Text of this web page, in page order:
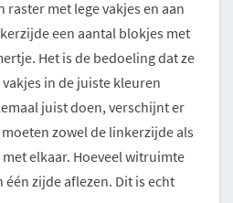
raster met lege vakjes en aan
een aantal blokjes met
Het is de bedoeling dat ze
in de juiste kleuren
juist doen, verschijnt er
zowel de linkerzijde als
elkaar. Hoeveel witruimte
zijde aflezen. Dit is echt